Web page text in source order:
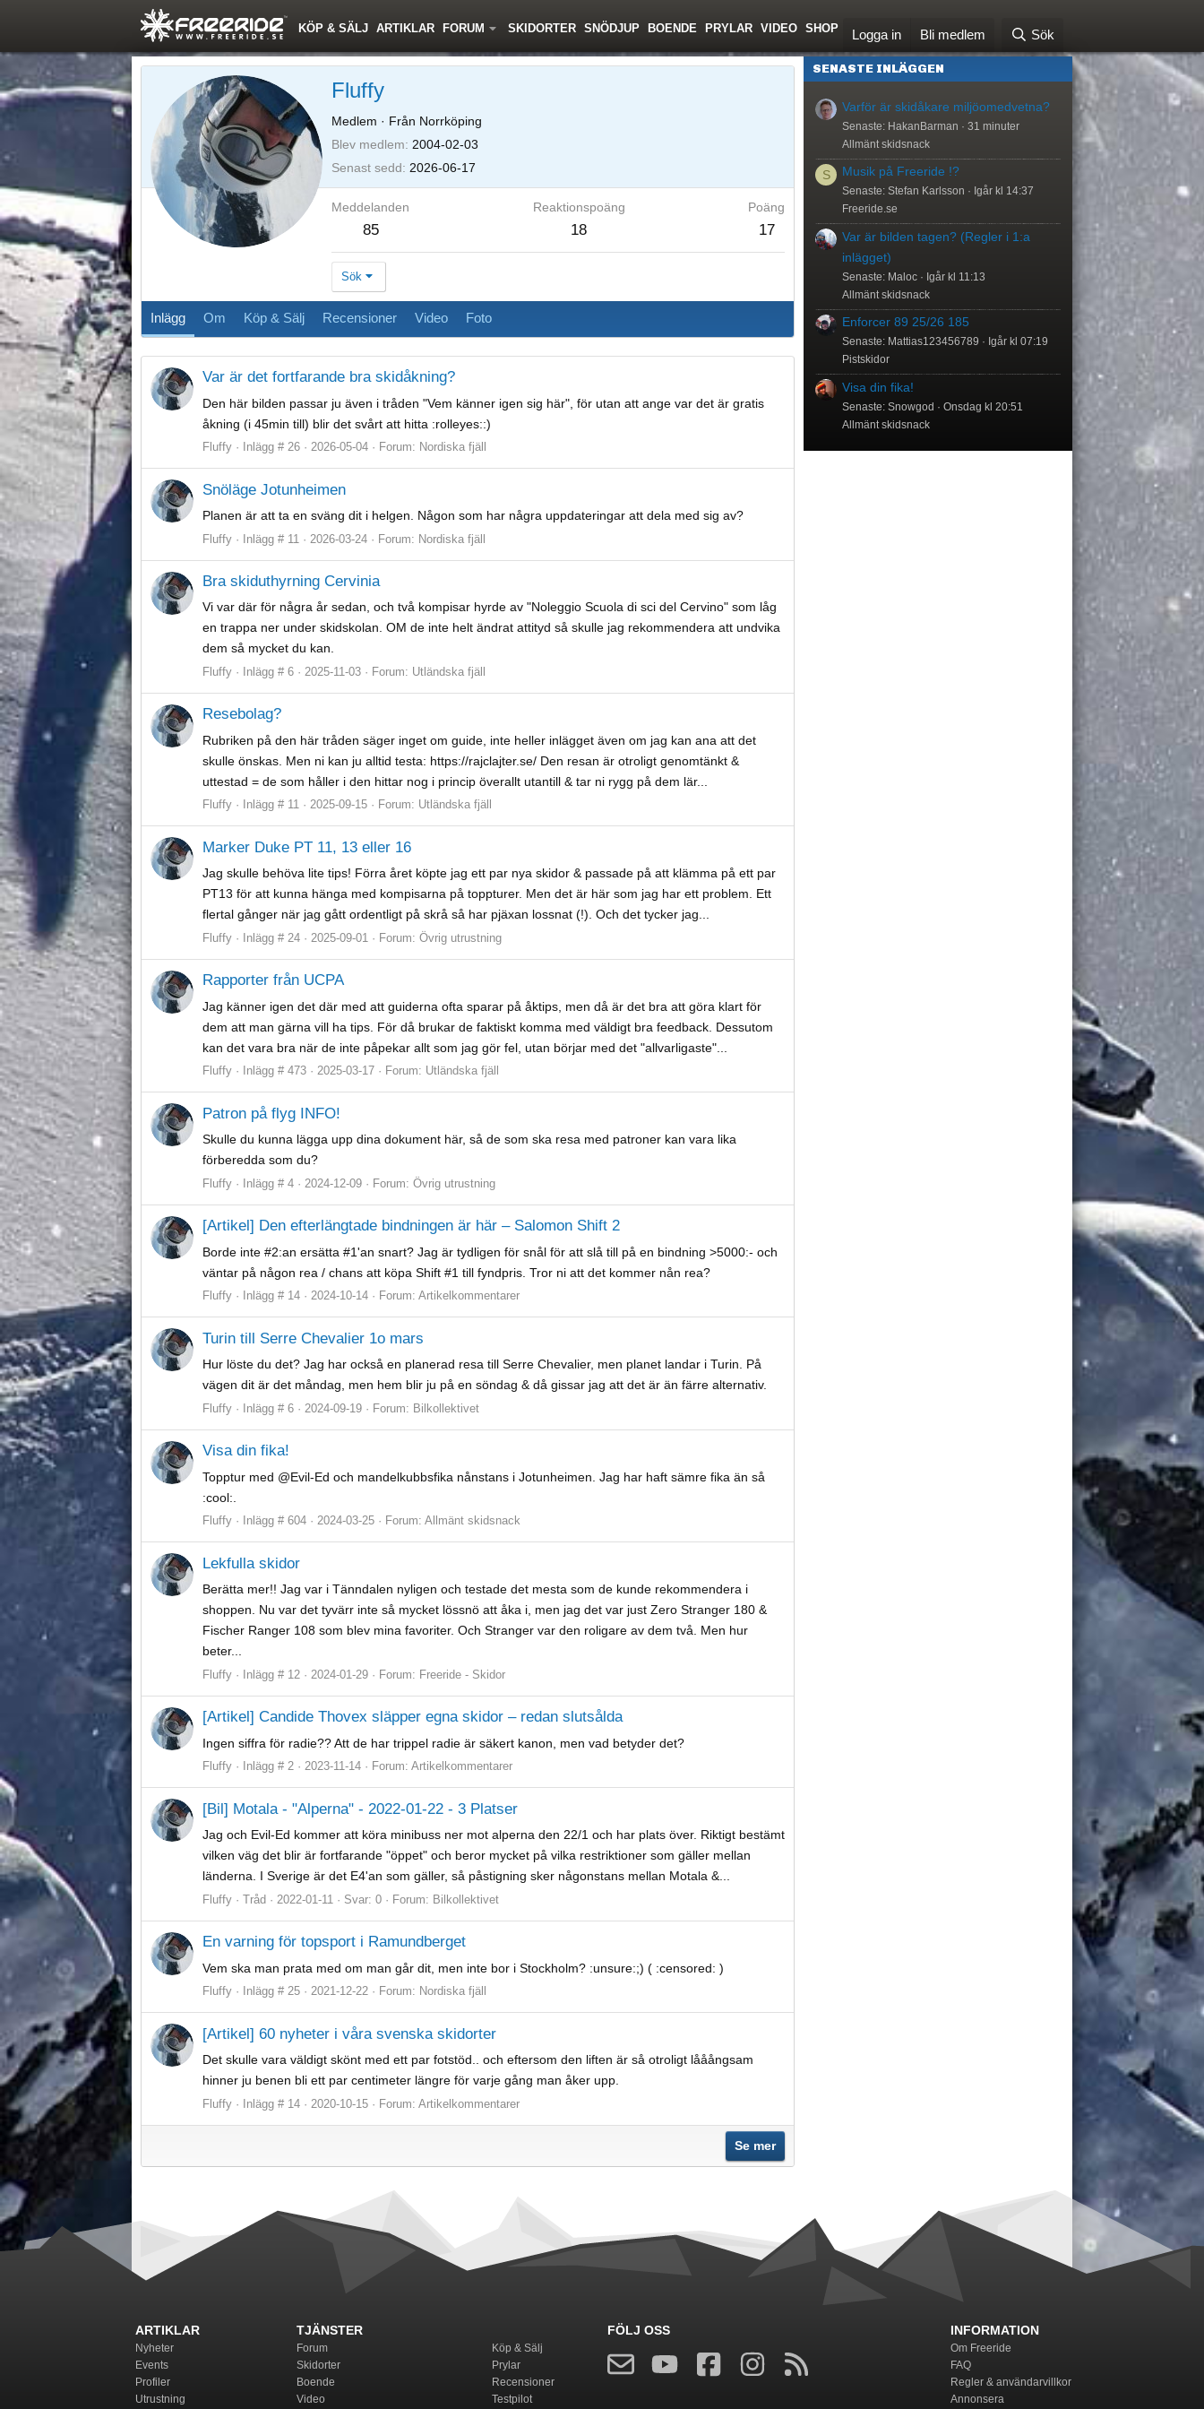
KÖP & SÄLJ ARTIKLAR FORUM SKIDORTER SNÖDJUP BOENDE PRYLAR VIDEO SHOP Logga in Bli medlem Sök
Fluffy
Medlem · Från Norrköping
Blev medlem
2004-02-03
Senast sedd
2026-06-17
Meddelanden
85
Reaktionspoäng
18
Poäng
17
Sök
Inlägg Om Köp & Sälj Recensioner Video Foto
Var är det fortfarande bra skidåkning?
Den här bilden passar ju även i tråden "Vem känner igen sig här", för utan att ange var det är gratis
åkning (i 45min till) blir det svårt att hitta :rolleyes::)
Fluffy Inlägg # 26 2026-05-04 Forum: Nordiska fjäll
Snöläge Jotunheimen
Planen är att ta en sväng dit i helgen. Någon som har några uppdateringar att dela med sig av?
Fluffy Inlägg # 11 2026-03-24 Forum: Nordiska fjäll
Bra skiduthyrning Cervinia
Vi var där för några år sedan, och två kompisar hyrde av "Noleggio Scuola di sci del Cervino" som låg
en trappa ner under skidskolan. OM de inte helt ändrat attityd så skulle jag rekommendera att undvika
dem så mycket du kan.
Fluffy Inlägg # 6 2025-11-03 Forum: Utländska fjäll
Resebolag?
Rubriken på den här tråden säger inget om guide, inte heller inlägget även om jag kan ana att det
skulle önskas. Men ni kan ju alltid testa: https://rajclajter.se/ Den resan är otroligt genomtänkt &
uttestad = de som håller i den hittar nog i princip överallt utantill & tar ni rygg på dem lär...
Fluffy Inlägg # 11 2025-09-15 Forum: Utländska fjäll
Marker Duke PT 11, 13 eller 16
Jag skulle behöva lite tips! Förra året köpte jag ett par nya skidor & passade på att klämma på ett par
PT13 för att kunna hänga med kompisarna på toppturer. Men det är här som jag har ett problem. Ett
flertal gånger när jag gått ordentligt på skrå så har pjäxan lossnat (!). Och det tycker jag...
Fluffy Inlägg # 24 2025-09-01 Forum: Övrig utrustning
Rapporter från UCPA
Jag känner igen det där med att guiderna ofta sparar på åktips, men då är det bra att göra klart för
dem att man gärna vill ha tips. För då brukar de faktiskt komma med väldigt bra feedback. Dessutom
kan det vara bra när de inte påpekar allt som jag gör fel, utan börjar med det "allvarligaste"...
Fluffy Inlägg # 473 2025-03-17 Forum: Utländska fjäll
Patron på flyg INFO!
Skulle du kunna lägga upp dina dokument här, så de som ska resa med patroner kan vara lika
förberedda som du?
Fluffy Inlägg # 4 2024-12-09 Forum: Övrig utrustning
[Artikel] Den efterlängtade bindningen är här – Salomon Shift 2
Borde inte #2:an ersätta #1'an snart? Jag är tydligen för snål för att slå till på en bindning >5000:- och
väntar på någon rea / chans att köpa Shift #1 till fyndpris. Tror ni att det kommer nån rea?
Fluffy Inlägg # 14 2024-10-14 Forum: Artikelkommentarer
Turin till Serre Chevalier 1o mars
Hur löste du det? Jag har också en planerad resa till Serre Chevalier, men planet landar i Turin. På
vägen dit är det måndag, men hem blir ju på en söndag & då gissar jag att det är än färre alternativ.
Fluffy Inlägg # 6 2024-09-19 Forum: Bilkollektivet
Visa din fika!
Topptur med @Evil-Ed och mandelkubbsfika nånstans i Jotunheimen. Jag har haft sämre fika än så
:cool:.
Fluffy Inlägg # 604 2024-03-25 Forum: Allmänt skidsnack
Lekfulla skidor
Berätta mer!! Jag var i Tänndalen nyligen och testade det mesta som de kunde rekommendera i
shoppen. Nu var det tyvärr inte så mycket lössnö att åka i, men jag det var just Zero Stranger 180 &
Fischer Ranger 108 som blev mina favoriter. Och Stranger var den roligare av dem två. Men hur
beter...
Fluffy Inlägg # 12 2024-01-29 Forum: Freeride - Skidor
[Artikel] Candide Thovex släpper egna skidor – redan slutsålda
Ingen siffra för radie?? Att de har trippel radie är säkert kanon, men vad betyder det?
Fluffy Inlägg # 2 2023-11-14 Forum: Artikelkommentarer
[Bil] Motala - "Alperna" - 2022-01-22 - 3 Platser
Jag och Evil-Ed kommer att köra minibuss ner mot alperna den 22/1 och har plats över. Riktigt bestämt
vilken väg det blir är fortfarande "öppet" och beror mycket på vilka restriktioner som gäller mellan
länderna. I Sverige är det E4'an som gäller, så påstigning sker någonstans mellan Motala &...
Fluffy Tråd 2022-01-11 Svar: 0 Forum: Bilkollektivet
En varning för topsport i Ramundberget
Vem ska man prata med om man går dit, men inte bor i Stockholm? :unsure:;) ( :censored: )
Fluffy Inlägg # 25 2021-12-22 Forum: Nordiska fjäll
[Artikel] 60 nyheter i våra svenska skidorter
Det skulle vara väldigt skönt med ett par fotstöd.. och eftersom den liften är så otroligt lååångsam
hinner ju benen bli ett par centimeter längre för varje gång man åker upp.
Fluffy Inlägg # 14 2020-10-15 Forum: Artikelkommentarer
Se mer
SENASTE INLÄGGEN
Varför är skidåkare miljöomedvetna?
Senaste: HakanBarman
31 minuter
Allmänt skidsnack
S Musik på Freeride !?
Senaste: Stefan Karlsson
Igår kl 14:37
Freeride.se
Var är bilden tagen? (Regler i 1:a
inlägget)
Senaste: Maloc
Igår kl 11:13
Allmänt skidsnack
Enforcer 89 25/26 185
Senaste: Mattias123456789
Igår kl 07:19
Pistskidor
Visa din fika!
Senaste: Snowgod
Onsdag kl 20:51
Allmänt skidsnack
ARTIKLAR
Nyheter
Events
Profiler
Utrustning
TJÄNSTER
Forum
Skidorter
Boende
Video
Köp & Sälj
Prylar
Recensioner
Testpilot
FÖLJ OSS INFORMATION
Om Freeride
FAQ
Regler & användarvillkor
Annonsera